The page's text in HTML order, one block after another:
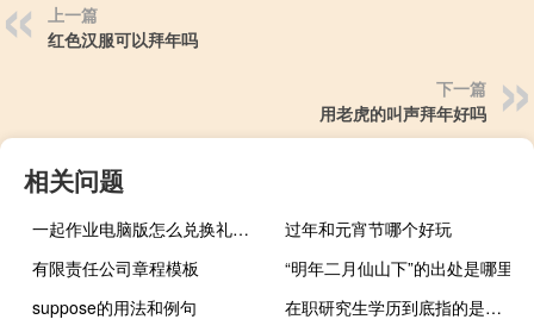
上一篇
红色汉服可以拜年吗
下一篇
用老虎的叫声拜年好吗
相关问题
一起作业电脑版怎么兑换礼品（一起作业电脑版下载）
过年和元宵节哪个好玩
有限责任公司章程模板
“明年二月仙山下”的出处是哪里
suppose的用法和例句
在职研究生学历到底指的是什么